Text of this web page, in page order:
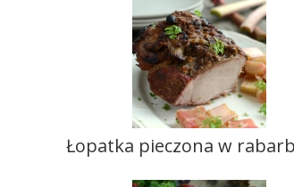
Łopatka pieczona w